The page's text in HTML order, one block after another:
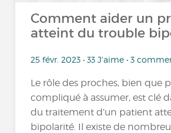
Comment aider un
atteint du trouble
25 févr. 2023 • 33 J'aime • 3
Le rôle des proches, bien que
compliqué à assumer, est clé
du traitement d’un patient
bipolarité. Il existe de